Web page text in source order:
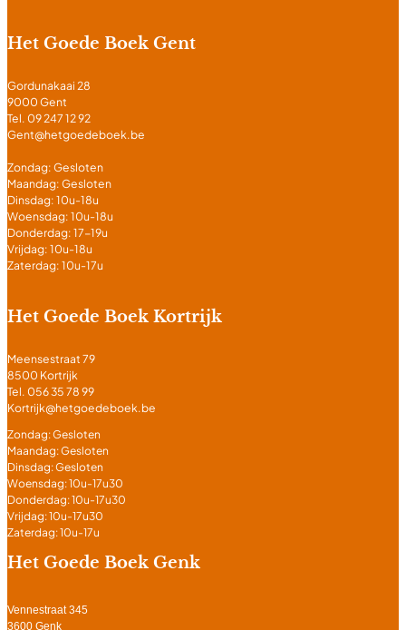
Het Goede Boek Gent
Gordunakaai 28
9000 Gent
Tel. 09 247 12 92
Gent@hetgoedeboek.be
Zondag: Gesloten
Maandag: Gesloten
Dinsdag: 10u-18u
Woensdag: 10u-18u
Donderdag: 17-19u
Vrijdag: 10u-18u
Zaterdag: 10u-17u
Het Goede Boek Kortrijk
Meensestraat 79
8500 Kortrijk
Tel. 056 35 78 99
Kortrijk@hetgoedeboek.be
Zondag: Gesloten
Maandag: Gesloten
Dinsdag: Gesloten
Woensdag: 10u-17u30
Donderdag: 10u-17u30
Vrijdag: 10u-17u30
Zaterdag: 10u-17u
Het Goede Boek Genk
Vennestraat 345
3600 Genk